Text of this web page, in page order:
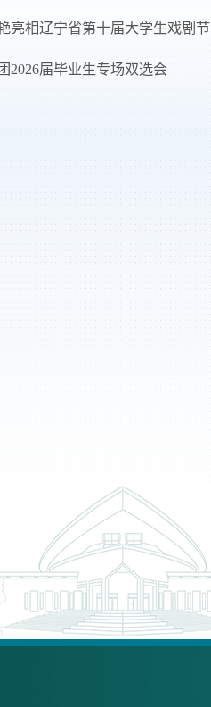
亮相辽宁省第十届大学生戏剧节
2026届毕业生专场双选会